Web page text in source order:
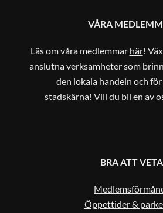
VÅRA
Läs om våra medlemmar här!
anslutna verksamheter som
den lokala handeln och
stadskärna! Vill du bli en av
BRA ATT VETA
Öppettider &